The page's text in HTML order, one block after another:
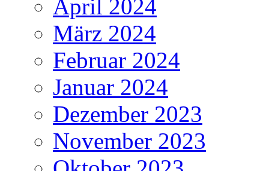
April 2024
März 2024
Februar 2024
Januar 2024
Dezember 2023
November 2023